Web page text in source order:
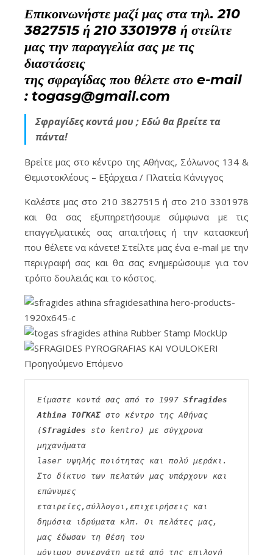
Επικοινωνήστε μαζί μας στα τηλ. 210
3827515 ή 210 3301978 ή στείλτε
μας την παραγγελία σας με τις
διαστάσεις
της σφραγίδας που θέλετε στο e-mail
: togasg@gmail.com
Σφραγίδες κοντά μου ; Εδώ θα βρείτε τα
πάντα!
Βρείτε μας στο κέντρο της Αθήνας, Σόλωνος 134 &
Θεμιστοκλέους – Εξάρχεια / Πλατεία Κάνιγγος
Καλέστε μας στο 210 3827515 ή στο 210 3301978
και θα σας εξυπηρετήσουμε σύμφωνα με τις
επαγγελματικές σας απαιτήσεις ή την κατασκευή
που θέλετε να κάνετε! Στείλτε μας ένα e-mail με την
περιγραφή σας και θα σας ενημερώσουμε για τον
τρόπο δουλειάς και το κόστος.
Προηγούμενο Επόμενο
Είμαστε κοντά σας από το 1997 Sfragides
Athina ΤΟΓΚΑΣ στο κέντρο της Αθήνας
(Sfragides sto kentro) με σύγχρονα
μηχανήματα
laser υψηλής ποιότητας και πολύ μεράκι.
Στο δίκτυο των πελατών μας υπάρχουν και
επώνυμες
εταιρείες,σύλλογοι,επιχειρήσεις και
δημόσια ιδρύματα κλπ. Οι πελάτες μας,
μας έδωσαν τη θέση του
μόνιμου συνεργάτη μετά από της επιλογή